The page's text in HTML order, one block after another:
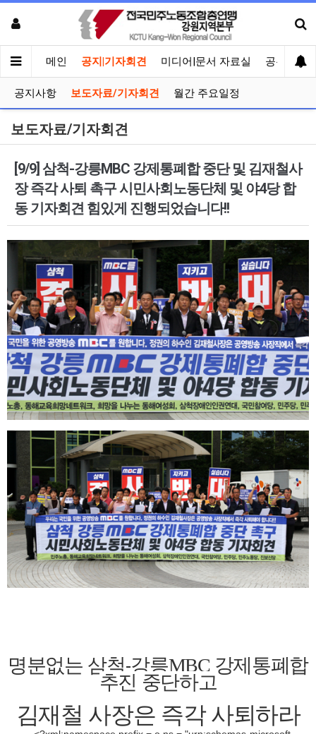
메인 공지|기자회견 미디어|문서 자료실 공유게시
공지사항 보도자료/기자회견 월간 주요일정
보도자료/기자회견
[9/9] 삼척-강릉MBC 강제통폐합 중단 및 김재철사
장 즉각 사퇴 촉구 시민사회노동단체 및 야4당 합
동 기자회견 힘있게 진행되었습니다!!
명분없는 삼척-강릉MBC 강제통폐합
추진 중단하고
김재철 사장은 즉각 사퇴하라